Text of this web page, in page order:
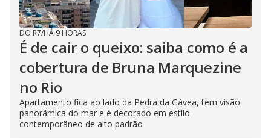
DO R7/HÁ 9 HORAS
É de cair o queixo: saiba como é a
cobertura de Bruna Marquezine
no Rio
Apartamento fica ao lado da Pedra da Gávea, tem visão
panorâmica do mar e é decorado em estilo
contemporâneo de alto padrão